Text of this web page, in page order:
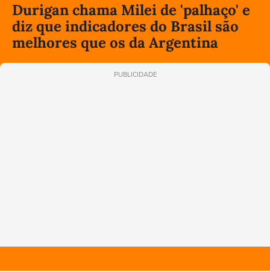
Durigan chama Milei de 'palhaço' e
diz que indicadores do Brasil são
melhores que os da Argentina
PUBLICIDADE